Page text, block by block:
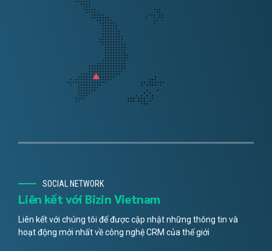
SOCIAL NETWORK
Liên kết với Bizin Vietnam
Liên kết với chúng tôi để được cập nhật những thông tin và
hoạt động mới nhất về công nghệ CRM của thế giới